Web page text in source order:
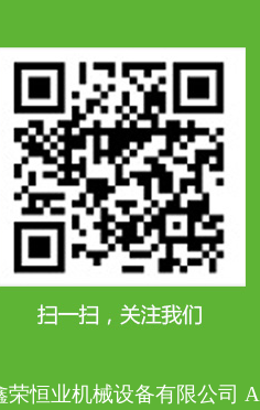
恒业机械设备有限公司